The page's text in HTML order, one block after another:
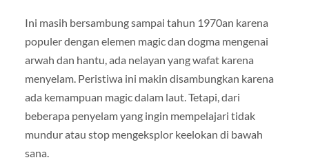
Ini masih bersambung sampai tahun 1970an karena
populer dengan elemen magic dan dogma mengenai
arwah dan hantu, ada nelayan yang wafat karena
menyelam. Peristiwa ini makin disambungkan karena
ada kemampuan magic dalam laut. Tetapi, dari
beberapa penyelam yang ingin mempelajari tidak
mundur atau stop mengeksplor keelokan di bawah
sana.